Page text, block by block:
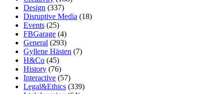
Design (337)
Disruptive Media (18)
Events (25)
FBGarage (4)
General (293)
Gyllene Hästen (7)
H&Co (45)
History (76)
Interactive (57)
Legal&Ethics (339)